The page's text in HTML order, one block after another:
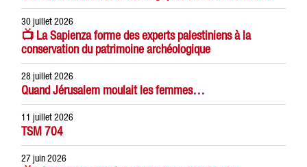
30 juillet 2026
📺 La Sapienza forme des experts palestiniens à la
conservation du patrimoine archéologique
28 juillet 2026
Quand Jérusalem moulait les femmes…
11 juillet 2026
TSM 704
27 juin 2026